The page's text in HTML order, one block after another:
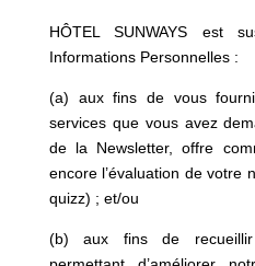
HÔTEL SUNWAYS est
Informations Personnelles :
(a) aux fins de vous
services que vous avez
de la Newsletter, offre
encore l’évaluation de votre
quizz) ; et/ou
(b) aux fins de